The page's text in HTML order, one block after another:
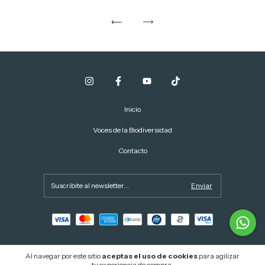
Al navegar por este sitio aceptas el uso de cookies para agilizar
Inicio
Voces de la Biodiversidad
Contacto